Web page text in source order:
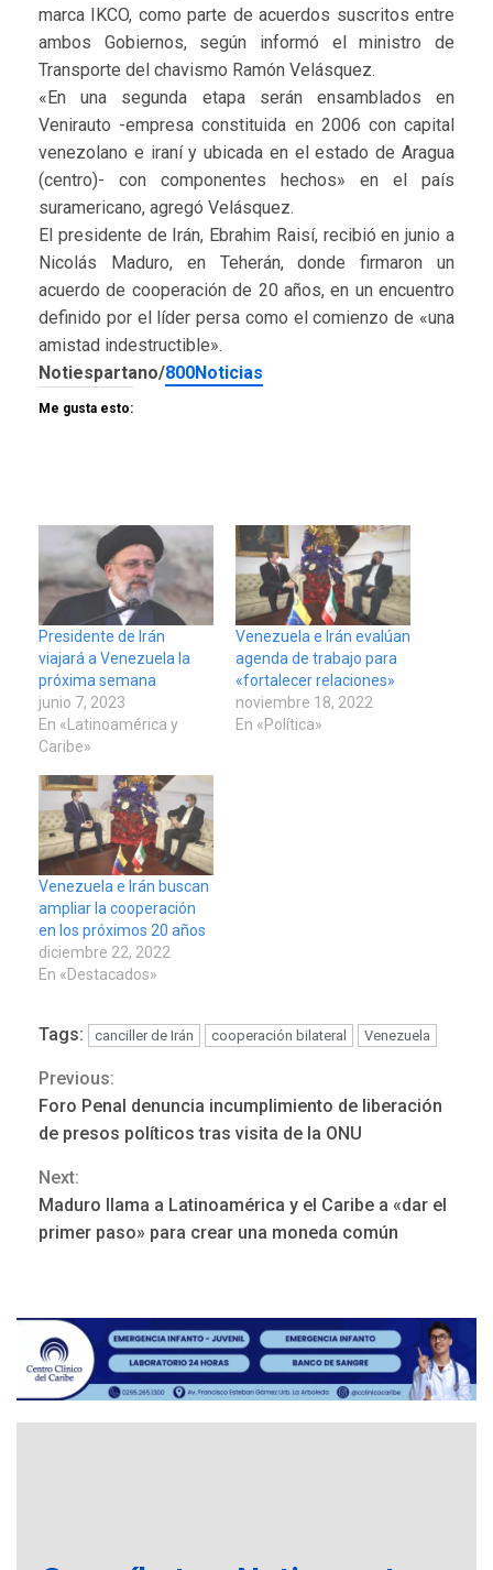
marca IKCO, como parte de acuerdos suscritos entre
ambos Gobiernos, según informó el ministro de
Transporte del chavismo Ramón Velásquez.
«En una segunda etapa serán ensamblados en
Venirauto -empresa constituida en 2006 con capital
venezolano e iraní y ubicada en el estado de Aragua
(centro)- con componentes hechos» en el país
suramericano, agregó Velásquez.
El presidente de Irán, Ebrahim Raisí, recibió en junio a
Nicolás Maduro, en Teherán, donde firmaron un
acuerdo de cooperación de 20 años, en un encuentro
definido por el líder persa como el comienzo de «una
amistad indestructible».
Notiespartano/800Noticias
Me gusta esto:
Presidente de Irán
viajará a Venezuela la
próxima semana
junio 7, 2023
En «Latinoamérica y
Caribe»
Venezuela e Irán evalúan
agenda de trabajo para
«fortalecer relaciones»
noviembre 18, 2022
En «Política»
Venezuela e Irán buscan
ampliar la cooperación
en los próximos 20 años
diciembre 22, 2022
En «Destacados»
Tags: canciller de Irán cooperación bilateral Venezuela
Continue
Reading
Previous:
Foro Penal denuncia incumplimiento de liberación
de presos políticos tras visita de la ONU
Next:
Maduro llama a Latinoamérica y el Caribe a «dar el
primer paso» para crear una moneda común
NACIONALES
TITULARES
ÚLTIMA HORA
POLÍTICA
TITULARES
ÚLTIMA HORA
Libertad plena para jueza
María Lourdes Afiuni
fronterizos a Italia